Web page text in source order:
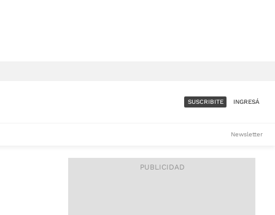
ACCESO FULL - $1.800/MES
SUSCRIBITE INGRESÁ
Newsletter